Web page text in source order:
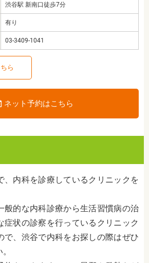
渋谷駅 新南口徒歩7分
有り
03-3409-1041
ら
ネット予約はこちら
、内科を診療しているクリニックを
般的な内科診療から生活習慣病の治
症状の診察を行っているクリニック
で、渋谷で内科をお探しの際はぜひ